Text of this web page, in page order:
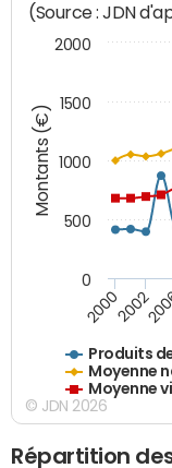
Montants (€)
(Source : JDN
Produits
Moyenne
Moyenne
20002002
0
500
1000
1500
2000
© JDN 2026
Répartition